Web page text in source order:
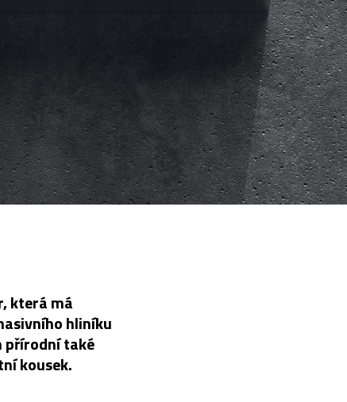
která má
hliníku
přírodní také
kousek.